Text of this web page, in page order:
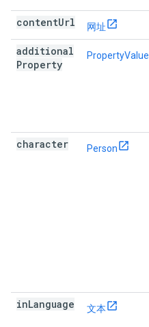
contentUrl 网址
additional
Property
PropertyValue
character Person
inLanguage 文本